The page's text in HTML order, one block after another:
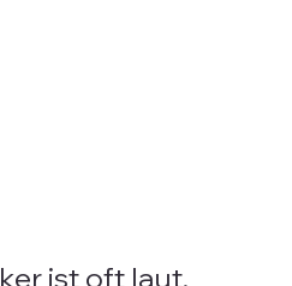
ist oft laut.